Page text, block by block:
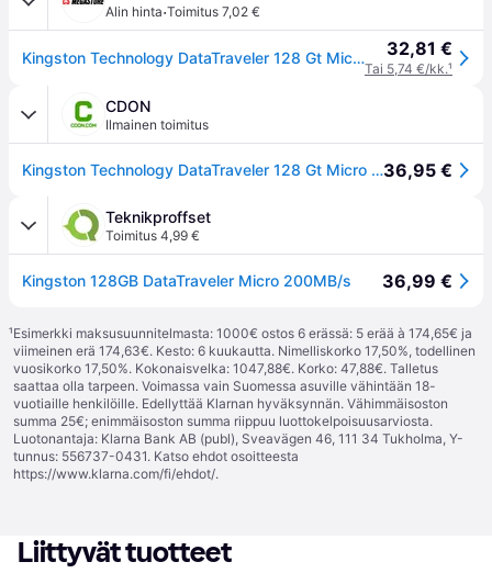
Alin hinta·Toimitus 7,02 €
Kingston Technology DataTraveler 128 Gt Micro 200 Mt/s Metal USB 3.2 Gen 1, 128 GB, USB A-tyyppi, 3.2 Gen 1 (3.1 Gen 1), 200 MB/s, Ilman suojusta, Hopea 32,81 €
Tai 5,74 €/kk.¹
CDON
Ilmainen toimitus
Kingston Technology DataTraveler 128 Gt Micro 200 Mt/s Metal USB 3.2 Gen 1, 128 GB, USB A-tyyppi, 3.2 Gen 1 (3.1 Gen 1), 200 MB/s, Ilman suojusta, ...36,95 €
Teknikproffset
Toimitus 4,99 €
Kingston 128GB DataTraveler Micro 200MB/s 36,99 €
¹Esimerkki maksusuunnitelmasta: 1000€ ostos 6 erässä: 5 erää à 174,65€ ja
viimeinen erä 174,63€. Kesto: 6 kuukautta. Nimelliskorko 17,50%, todellinen
vuosikorko 17,50%. Kokonaisvelka: 1047,88€. Korko: 47,88€. Talletus
saattaa olla tarpeen. Voimassa vain Suomessa asuville vähintään 18-
vuotiaille henkilöille. Edellyttää Klarnan hyväksynnän. Vähimmäisoston
summa 25€; enimmäisoston summa riippuu luottokelpoisuusarviosta.
Luotonantaja: Klarna Bank AB (publ), Sveavägen 46, 111 34 Tukholma, Y-
tunnus: 556737-0431. Katso ehdot osoitteesta
https://www.klarna.com/fi/ehdot/.
Liittyvät tuotteet